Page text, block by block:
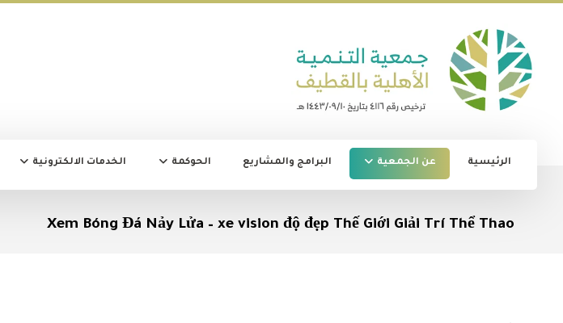
الرئيسية عن الجمعية البرامج والمشاريع الحوكمة الخدمات الالكترونية
Xem Bóng Đá Nảy Lửa – xe vision độ đẹp Thế Giới Giải Trí Thể Thao